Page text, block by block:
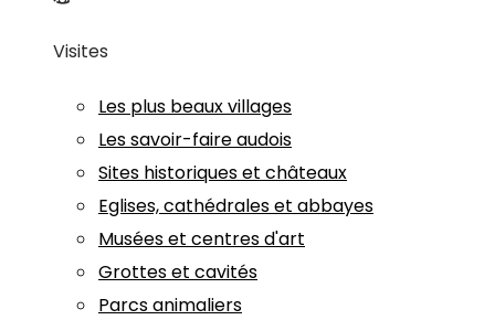
Visites
Les plus beaux villages
Les savoir-faire audois
Sites historiques et châteaux
Eglises, cathédrales et abbayes
Musées et centres d'art
Grottes et cavités
Parcs animaliers